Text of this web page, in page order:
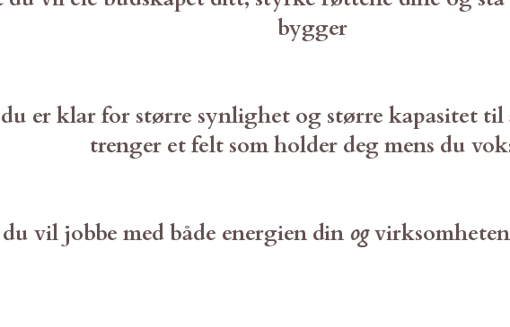
bygger
er klar for større synlighet og større kapasitet til
trenger et felt som holder deg mens du
vil jobbe med både energien dinog